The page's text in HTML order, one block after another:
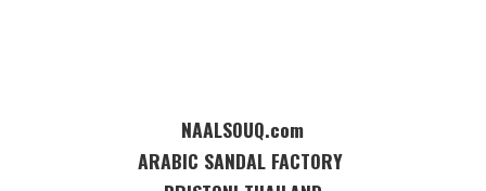
NAALSOUQ.com
ARABIC SANDAL FACTORY